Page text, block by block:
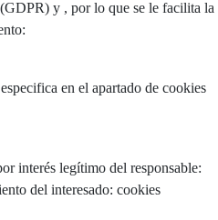
y , por lo que se le facilita la
en el apartado de cookies
interés legítimo del responsable:
del interesado: cookies